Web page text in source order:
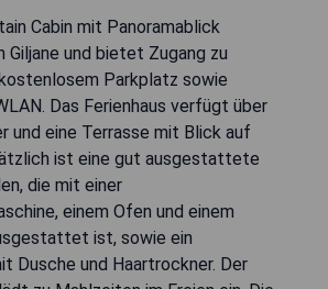
Cabin mit Panoramablick
Giljane und bietet Zugang zu
Parkplatz sowie
Das Ferienhaus verfügt über
und eine Terrasse mit Blick auf
ist eine gut ausgestattete
die mit einer
einem Ofen und einem
ist, sowie ein
Dusche und Haartrockner. Der